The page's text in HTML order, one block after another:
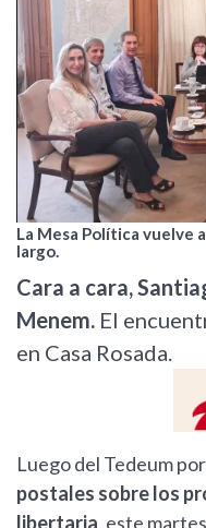
La Mesa Política vuelve
largo.
Cara a cara,
Menem. El
en Casa Rosada.
Luego del Tedeum
postales sobre los
libertaria, este